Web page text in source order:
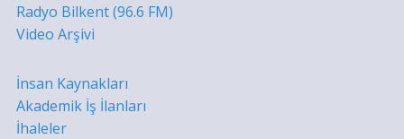
Radyo Bilkent (96.6 FM)
Video Arşivi
İnsan Kaynakları
Akademik İş İlanları
İhaleler